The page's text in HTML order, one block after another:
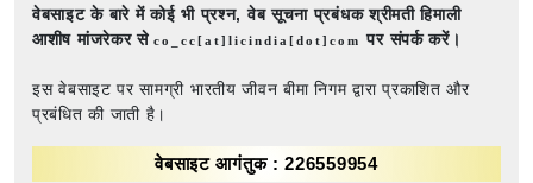
वेबसाइट के बारे में कोई भी प्रश्न, वेब सूचना प्रबंधक श्रीमती हिमाली
आशीष मांजरेकर सेco_cc[at]licindia[dot]comपर संपर्क करें।
इस वेबसाइट पर सामग्री भारतीय जीवन बीमा निगम द्वारा प्रकाशित और
प्रबंधित की जाती है।
वेबसाइट आगंतुक : 226559954